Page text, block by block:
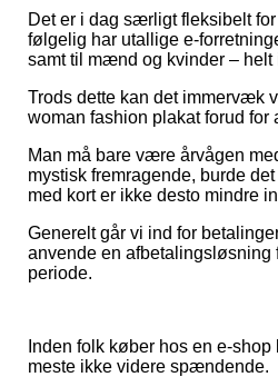
Det er i dag særligt fleksibelt
følgelig har utallige e-
samt til mænd og kvinder – helt
Trods dette kan det immervæk
woman fashion plakat forud for
Man må bare være årvågen
mystisk fremragende, burde
med kort er ikke desto mindre
Generelt går vi ind for
anvende en
periode.
Inden folk køber hos en e-
meste ikke videre spændende.